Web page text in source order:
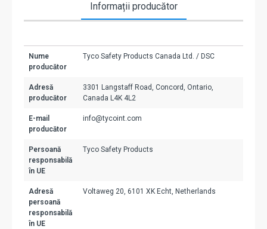
Informații producător
Nume
producător
Tyco Safety Products Canada Ltd. / DSC
Adresă
producător
3301 Langstaff Road, Concord, Ontario,
Canada L4K 4L2
E-mail
producător
info@tycoint.com
Persoană
responsabilă
în UE
Tyco Safety Products
Adresă
persoană
responsabilă
în UE
Voltaweg 20, 6101 XK Echt, Netherlands